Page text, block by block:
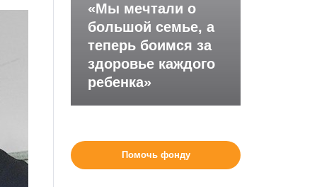
«Мы мечтали о
большой семье, а
теперь боимся за
здоровье каждого
ребенка»
Помочь фонду